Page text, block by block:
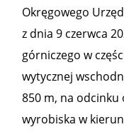
Okręgowego
z dnia 9 czerwca
górniczego w
wytycznej
850 m, na odcinku
wyrobiska w